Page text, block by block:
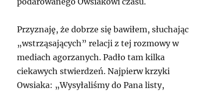
Przyznaję, że dobrze się bawiłem, słuchając
„wstrząsających” relacji z tej rozmowy w
mediach agorzanych. Padło tam kilka
ciekawych stwierdzeń. Najpierw krzyki
Owsiaka: „Wysyłaliśmy do Pana listy,